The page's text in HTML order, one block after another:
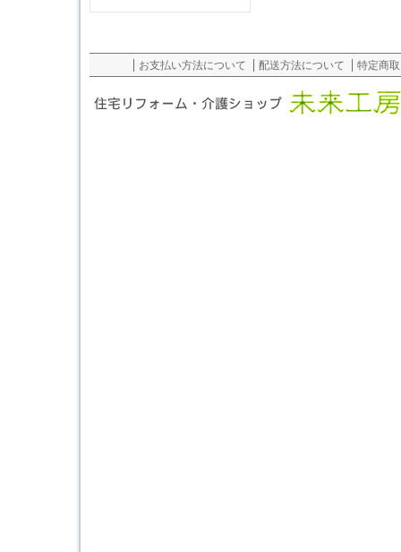
お支払い方法について 配送方法について 特定商